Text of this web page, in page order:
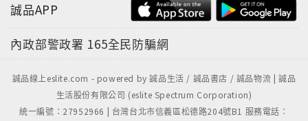
誠品APP
內政部警政署 165全民防騙網
誠品線上eslite.com - powered by 誠品生活 / 誠品書店 / 誠品物流 | 誠品
生活股份有限公司 (eslite Spectrum Corporation)
統一編號：27952966 | 台灣台北市信義區松德路204號B1 服務電話：